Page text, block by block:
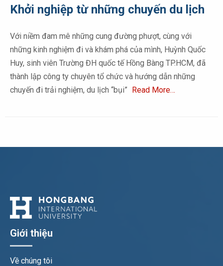
Khởi nghiệp từ những chuyến du lịch
Với niềm đam mê những cung đường phượt, cùng với
những kinh nghiệm đi và khám phá của mình, Huỳnh Quốc
Huy, sinh viên Trường ĐH quốc tế Hồng Bàng TP.HCM, đã
thành lập công ty chuyên tổ chức và hướng dẫn những
chuyến đi trải nghiệm, du lịch “bụi” Read More…
Giới thiệu
Về chúng tôi